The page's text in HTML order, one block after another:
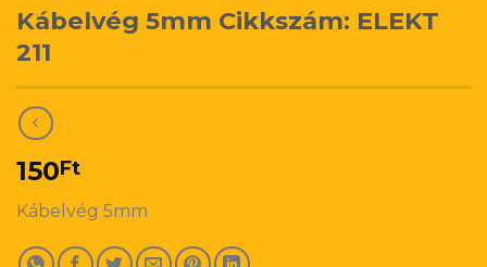
Kábelvég 5mm Cikkszám: ELEKT
211
150Ft
Kábelvég 5mm